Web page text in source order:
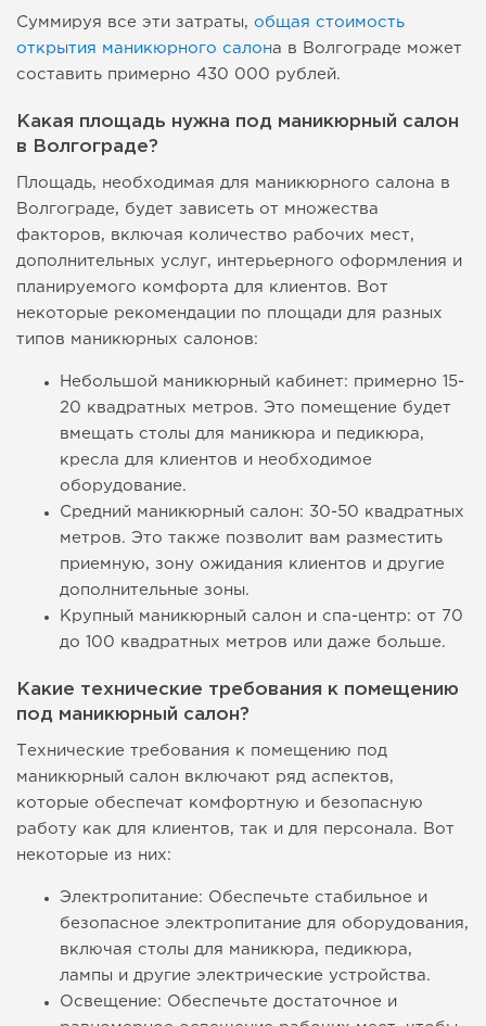
Суммируя все эти затраты, общая стоимость
открытия маникюрного салона в Волгограде может
составить примерно 430 000 рублей.
Какая площадь нужна под маникюрный салон
в Волгограде?
Площадь, необходимая для маникюрного салона в
Волгограде, будет зависеть от множества
факторов, включая количество рабочих мест,
дополнительных услуг, интерьерного оформления и
планируемого комфорта для клиентов. Вот
некоторые рекомендации по площади для разных
типов маникюрных салонов:
Небольшой маникюрный кабинет: примерно 15-
20 квадратных метров. Это помещение будет
вмещать столы для маникюра и педикюра,
кресла для клиентов и необходимое
оборудование.
Средний маникюрный салон: 30-50 квадратных
метров. Это также позволит вам разместить
приемную, зону ожидания клиентов и другие
дополнительные зоны.
Крупный маникюрный салон и спа-центр: от 70
до 100 квадратных метров или даже больше.
Какие технические требования к помещению
под маникюрный салон?
Технические требования к помещению под
маникюрный салон включают ряд аспектов,
которые обеспечат комфортную и безопасную
работу как для клиентов, так и для персонала. Вот
некоторые из них:
Электропитание: Обеспечьте стабильное и
безопасное электропитание для оборудования,
включая столы для маникюра, педикюра,
лампы и другие электрические устройства.
Освещение: Обеспечьте достаточное и